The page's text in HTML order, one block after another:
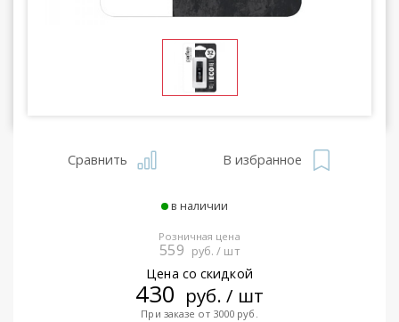
Сравнить В избранное
в наличии
Розничная цена
559 руб. / шт
Цена со скидкой
430 руб. / шт
При заказе от 3000 руб.